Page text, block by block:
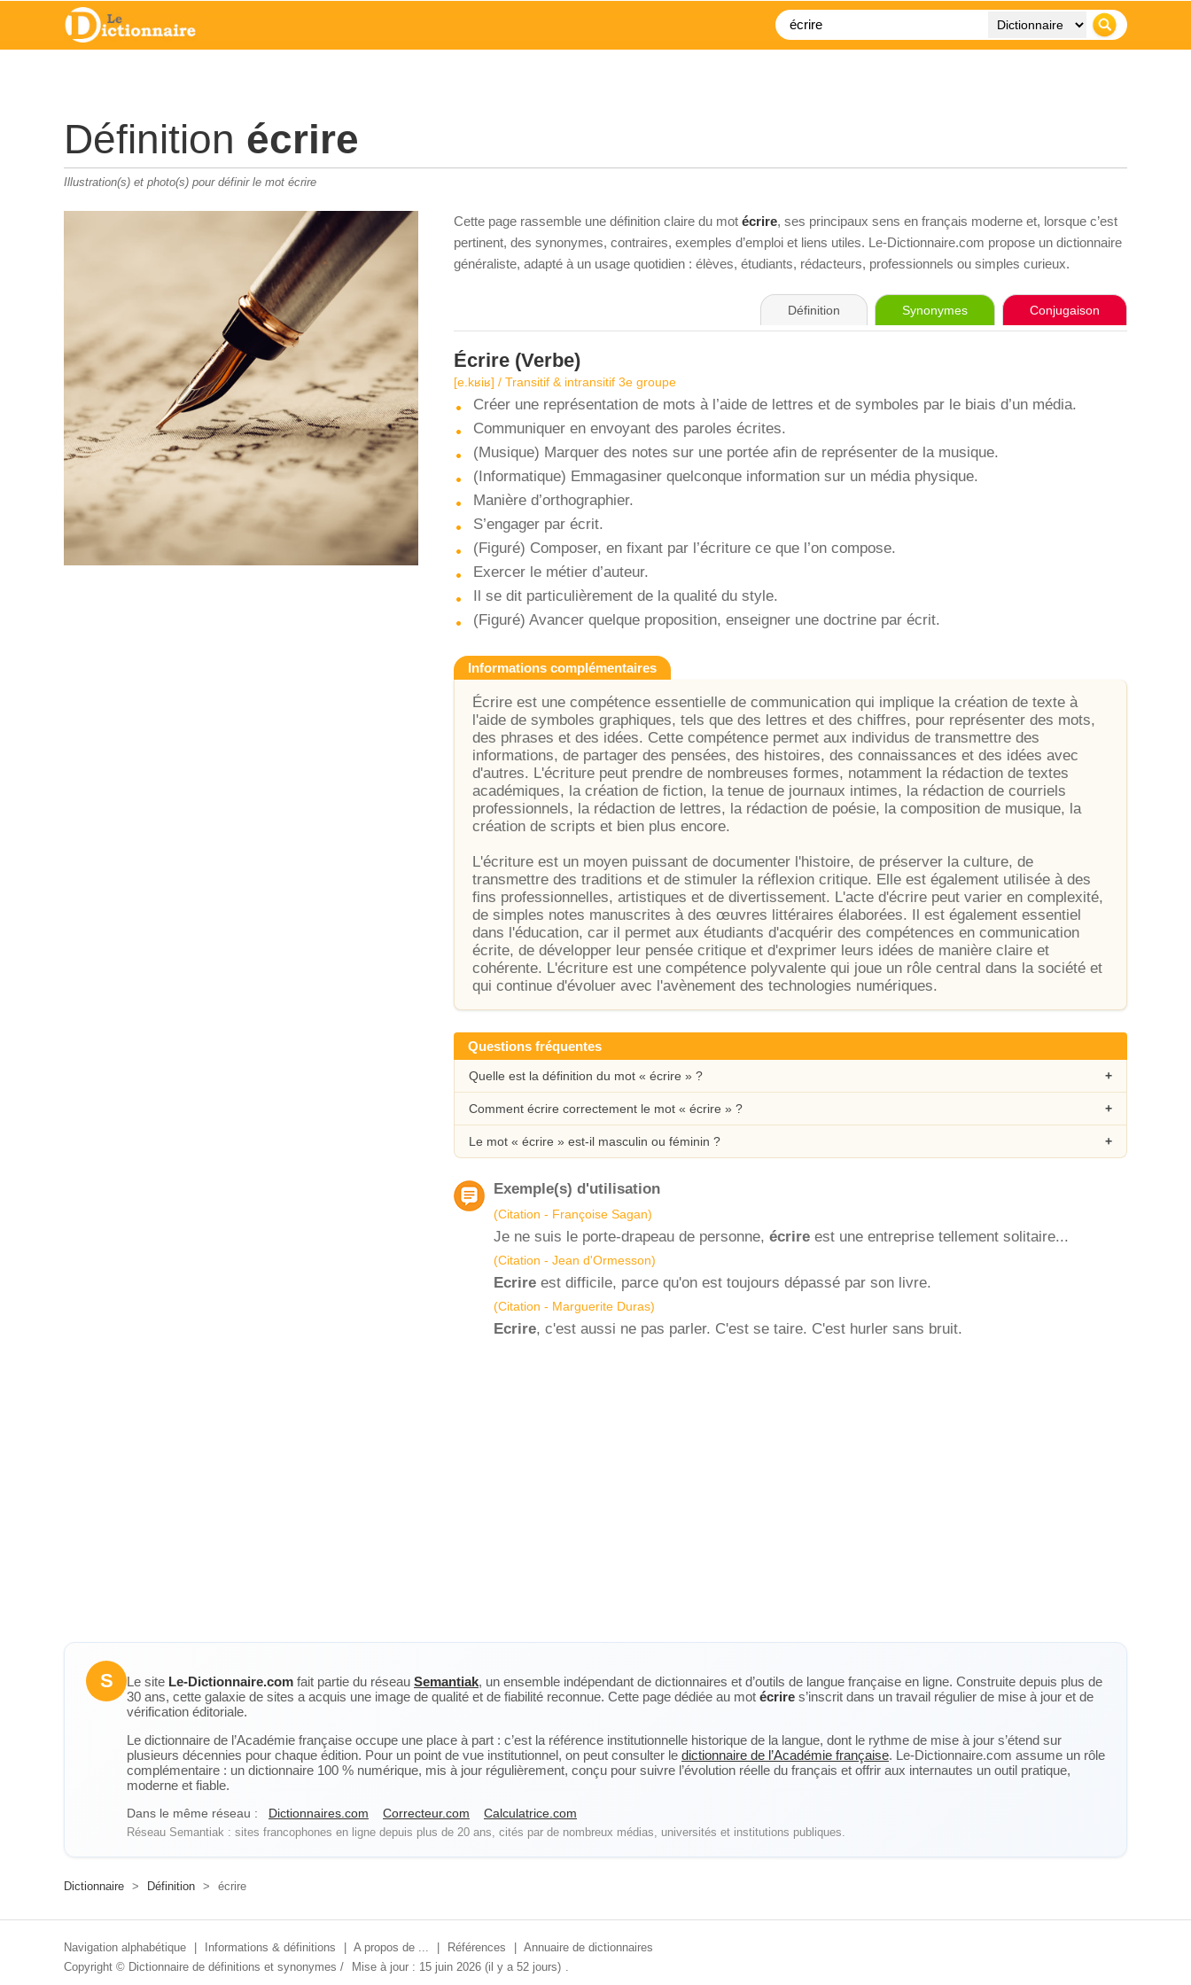
Définition écrire
Illustration(s) et photo(s) pour définir le mot écrire
Cette page rassemble une définition claire du mot écrire, ses principaux sens en français moderne et, lorsque c’est
pertinent, des synonymes, contraires, exemples d’emploi et liens utiles. Le-Dictionnaire.com propose un dictionnaire
généraliste, adapté à un usage quotidien : élèves, étudiants, rédacteurs, professionnels ou simples curieux.
Définition Synonymes Conjugaison
Écrire (Verbe)
[e.kʁiʁ] / Transitif & intransitif 3e groupe
Créer une représentation de mots à l’aide de lettres et de symboles par le biais d’un média.
Communiquer en envoyant des paroles écrites.
(Musique) Marquer des notes sur une portée afin de représenter de la musique.
(Informatique) Emmagasiner quelconque information sur un média physique.
Manière d’orthographier.
S’engager par écrit.
(Figuré) Composer, en fixant par l’écriture ce que l’on compose.
Exercer le métier d’auteur.
Il se dit particulièrement de la qualité du style.
(Figuré) Avancer quelque proposition, enseigner une doctrine par écrit.
Informations complémentaires
Écrire est une compétence essentielle de communication qui implique la création de texte à
l'aide de symboles graphiques, tels que des lettres et des chiffres, pour représenter des mots,
des phrases et des idées. Cette compétence permet aux individus de transmettre des
informations, de partager des pensées, des histoires, des connaissances et des idées avec
d'autres. L'écriture peut prendre de nombreuses formes, notamment la rédaction de textes
académiques, la création de fiction, la tenue de journaux intimes, la rédaction de courriels
professionnels, la rédaction de lettres, la rédaction de poésie, la composition de musique, la
création de scripts et bien plus encore.
L'écriture est un moyen puissant de documenter l'histoire, de préserver la culture, de
transmettre des traditions et de stimuler la réflexion critique. Elle est également utilisée à des
fins professionnelles, artistiques et de divertissement. L'acte d'écrire peut varier en complexité,
de simples notes manuscrites à des œuvres littéraires élaborées. Il est également essentiel
dans l'éducation, car il permet aux étudiants d'acquérir des compétences en communication
écrite, de développer leur pensée critique et d'exprimer leurs idées de manière claire et
cohérente. L'écriture est une compétence polyvalente qui joue un rôle central dans la société et
qui continue d'évoluer avec l'avènement des technologies numériques.
Questions fréquentes
Quelle est la définition du mot « écrire » ?
Comment écrire correctement le mot « écrire » ?
Le mot « écrire » est-il masculin ou féminin ?
Exemple(s) d'utilisation
(Citation - Françoise Sagan)
Je ne suis le porte-drapeau de personne, écrire est une entreprise tellement solitaire...
(Citation - Jean d'Ormesson)
Ecrire est difficile, parce qu'on est toujours dépassé par son livre.
(Citation - Marguerite Duras)
Ecrire, c'est aussi ne pas parler. C'est se taire. C'est hurler sans bruit.
S Le site Le-Dictionnaire.com fait partie du réseau Semantiak, un ensemble indépendant de dictionnaires et d’outils de langue française en ligne. Construite depuis plus de
30 ans, cette galaxie de sites a acquis une image de qualité et de fiabilité reconnue. Cette page dédiée au mot écrire s’inscrit dans un travail régulier de mise à jour et de
vérification éditoriale.
Le dictionnaire de l’Académie française occupe une place à part : c’est la référence institutionnelle historique de la langue, dont le rythme de mise à jour s’étend sur
plusieurs décennies pour chaque édition. Pour un point de vue institutionnel, on peut consulter le dictionnaire de l’Académie française. Le-Dictionnaire.com assume un rôle
complémentaire : un dictionnaire 100 % numérique, mis à jour régulièrement, conçu pour suivre l’évolution réelle du français et offrir aux internautes un outil pratique,
moderne et fiable.
Dans le même réseau : Dictionnaires.com Correcteur.com Calculatrice.com
Réseau Semantiak : sites francophones en ligne depuis plus de 20 ans, cités par de nombreux médias, universités et institutions publiques.
Dictionnaire > Définition > écrire
Navigation alphabétique Informations & définitions A propos de ... Références
Annuaire de dictionnaires
Copyright © Dictionnaire de définitions et synonymes / Mise à jour : 15 juin 2026 (il y a 52 jours) .